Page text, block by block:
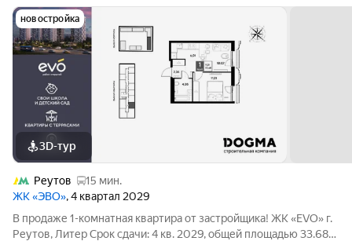
новостройка
3D-тур
Реутов
15 мин.
ЖК «ЭВО», 4 квартал 2029
В продаже 1-комнатная квартира от застройщика! ЖК «EVO» г.
Реутов, Литер Срок сдачи: 4 кв. 2029, общей площадью 33.68